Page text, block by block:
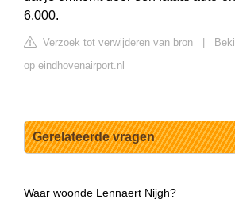
6.000.
Verzoek tot verwijderen van bron
op eindhovenairport.nl
Gerelateerde vragen
Waar woonde Lennaert Nijgh?